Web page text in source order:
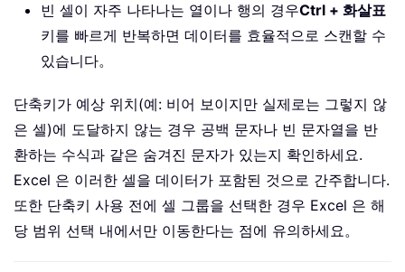
빈 셀이 자주 나타나는 열이나 행의 경우Ctrl + 화살표
키를 빠르게 반복하면 데이터를 효율적으로 스캔할 수
있습니다。
단축키가 예상 위치(예: 비어 보이지만 실제로는 그렇지 않
은 셀)에 도달하지 않는 경우 공백 문자나 빈 문자열을 반
환하는 수식과 같은 숨겨진 문자가 있는지 확인하세요.
Excel 은 이러한 셀을 데이터가 포함된 것으로 간주합니다.
또한 단축키 사용 전에 셀 그룹을 선택한 경우 Excel 은 해
당 범위 선택 내에서만 이동한다는 점에 유의하세요。